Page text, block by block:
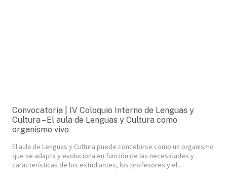
Convocatoria | IV Coloquio Interno de Lenguas y
Cultura – El aula de Lenguas y Cultura como
organismo vivo
El aula de Lenguas y Cultura puede concebirse como un organismo
que se adapta y evoluciona en función de las necesidades y
características de los estudiantes, los profesores y el...